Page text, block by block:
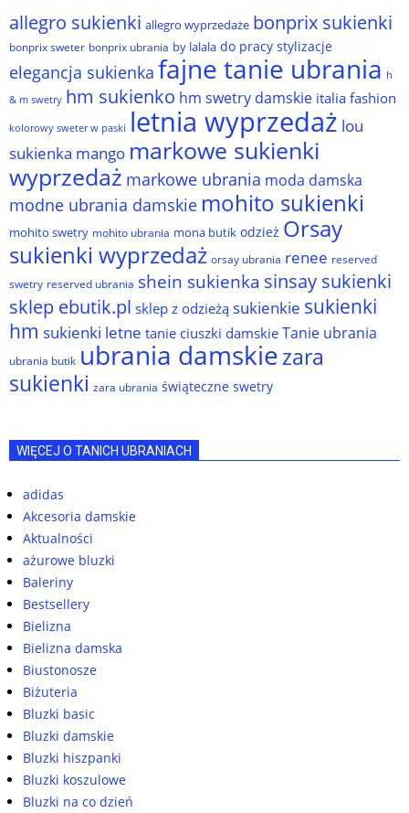
allegro sukienki allegro wyprzedaże bonprix sukienki
bonprix sweter bonprix ubrania by lalala do pracy stylizacje
elegancja sukienka fajne tanie ubrania h
& m swetry hm sukienko hm swetry damskie italia fashion
kolorowy sweter w paski letnia wyprzedaż lou
sukienka mango markowe sukienki
wyprzedaż markowe ubrania moda damska
modne ubrania damskie mohito sukienki
mohito swetry mohito ubrania mona butik odzież Orsay
sukienki wyprzedaż orsay ubrania renee reserved
swetry reserved ubrania shein sukienka sinsay sukienki
sklep ebutik.pl sklep z odzieżą sukienkie sukienki
hm sukienki letne tanie ciuszki damskie Tanie ubrania
ubrania butik ubrania damskiezara
sukienki zara ubrania świąteczne swetry
WIĘCEJ O TANICH UBRANIACH
adidas
Akcesoria damskie
Aktualności
ażurowe bluzki
Baleriny
Bestsellery
Bielizna
Bielizna damska
Biustonosze
Biżuteria
Bluzki basic
Bluzki damskie
Bluzki hiszpanki
Bluzki koszulowe
Bluzki na co dzień